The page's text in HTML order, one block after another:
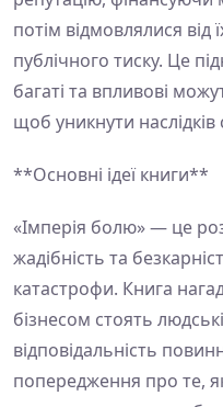
потім відмовлялися від
публічного тиску. Це
багаті та впливові
щоб уникнути наслідків
**Основні ідеї книги**
«Імперія болю» — це
жадібність та
катастрофи. Книга
бізнесом стоять
відповідальність
попередження про те,